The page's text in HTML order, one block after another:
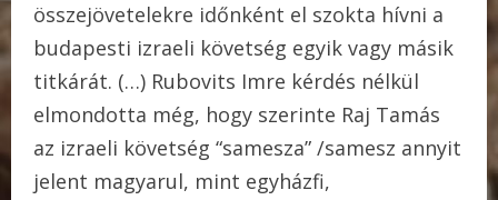
összejövetelekre időnként el szokta hívni a
budapesti izraeli követség egyik vagy másik
titkárát. (…) Rubovits Imre kérdés nélkül
elmondotta még, hogy szerinte Raj Tamás
az izraeli követség “samesza” /samesz annyit
jelent magyarul, mint egyházfi,